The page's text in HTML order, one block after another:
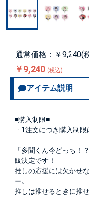
通常価格：￥9,240(
￥9,240 (税込)
アイテム説明
■購入制限■
・1注文につき購入制限
「多聞くん今どっち！
販決定です！
推しの応援には欠かせ
ー。
推しは推せるときに推せ